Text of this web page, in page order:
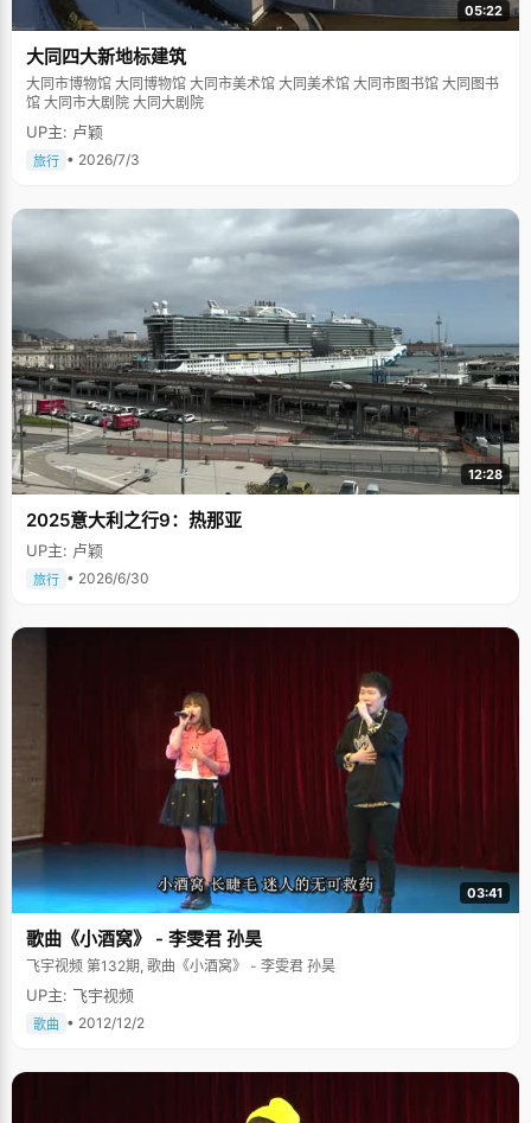
05:22
大同四大新地标建筑
大同市博物馆 大同博物馆 大同市美术馆 大同美术馆 大同市图书馆 大同图书
馆 大同市大剧院 大同大剧院
UP主: 卢颖
旅行 • 2026/7/3
12:28
2025意大利之行9：热那亚
UP主: 卢颖
旅行 • 2026/6/30
03:41
歌曲《小酒窝》 - 李雯君 孙昊
飞宇视频 第132期, 歌曲《小酒窝》 - 李雯君 孙昊
UP主: 飞宇视频
歌曲 • 2012/12/2